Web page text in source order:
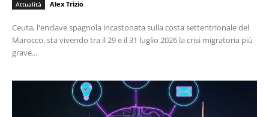
Attualità Alex Trizio
Ceuta, l'enclave spagnola incastonata sulla costa settentrionale del
Marocco, sta vivendo tra il 29 e il 31 luglio 2026 la crisi migratoria più
grave...